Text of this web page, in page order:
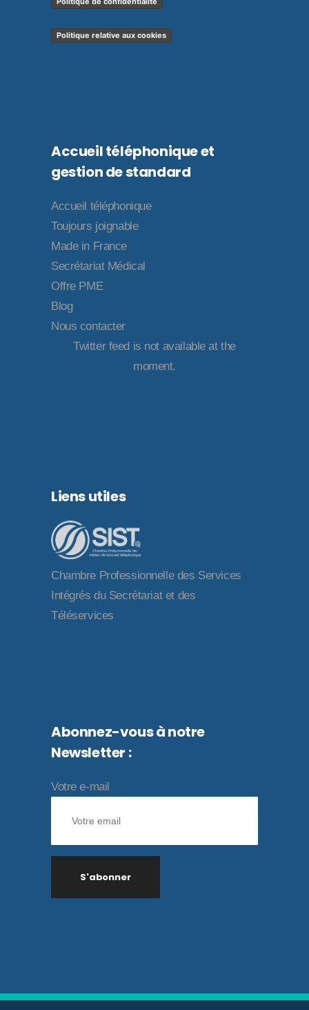
Politique relative aux cookies
Accueil téléphonique et
gestion de standard
Accueil téléphonique
Toujours joignable
Made in France
Secrétariat Médical
Offre PME
Blog
Nous contacter
Twitter feed is not available at the
moment.
Liens utiles
Chambre Professionnelle des Services
Intégrés du Secrétariat et des
Téléservices
Abonnez-vous à notre
Newsletter :
Votre e-mail